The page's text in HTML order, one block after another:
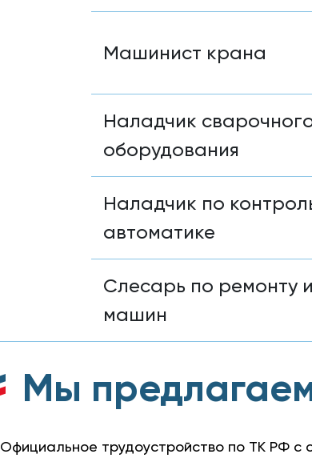
Машинист крана
Наладчик
оборудования
Наладчик по
автоматике
Слесарь по ремонту
машин
Мы
Официальное трудоустройство по ТК РФ с